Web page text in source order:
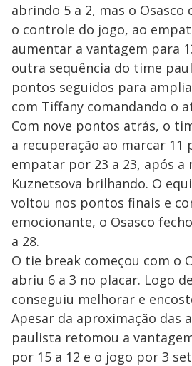
abrindo 5 a 2, mas o Osasco
o controle do jogo, ao
aumentar a vantagem para
outra sequência do time
pontos seguidos para
com Tiffany comandando o
Com nove pontos atrás, o
a recuperação ao marcar 11
empatar por 23 a 23, após a
Kuznetsova brilhando. O
voltou nos pontos finais e
emocionante, o Osasco
a 28.
O tie break começou com o
abriu 6 a 3 no placar. Logo
conseguiu melhorar e
Apesar da aproximação das
paulista retomou a
por 15 a 12 e o jogo por 3